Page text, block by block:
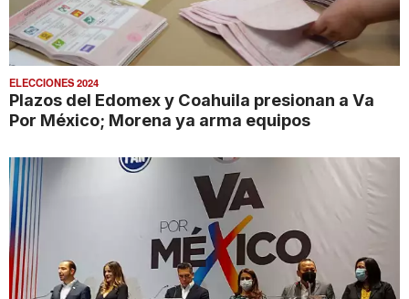
ELECCIONES 2024
Plazos del Edomex y Coahuila presionan a Va
Por México; Morena ya arma equipos